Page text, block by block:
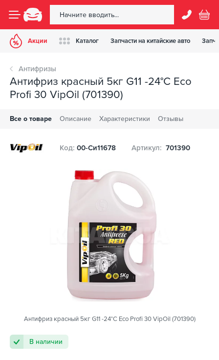
Акции Каталог Запчасти на китайские авто
Антифризы
Антифриз красный 5кг G11 -24°С Eco
Profi 30 VipOil (701390)
Все о товаре Описание Характеристики Отзывы
Код: 00-Си11678 Артикул: 701390
Антифриз красный 5кг G11 -24°С Eco Profi 30 VipOil (701390)
В наличии